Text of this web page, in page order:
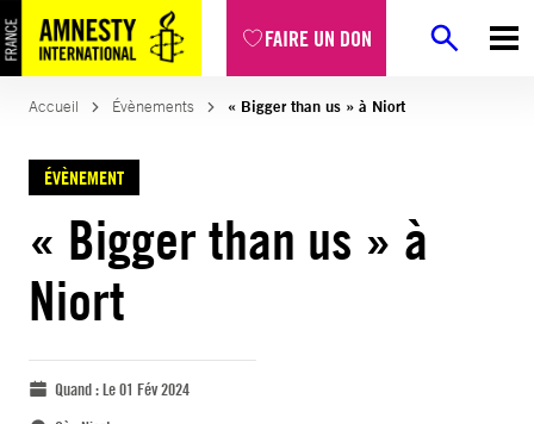
FAIRE UN DON
Accueil Évènements « Bigger than us » à Niort
ÉVÈNEMENT
« Bigger than us » à
Niort
Quand :Le 01 Fév 2024